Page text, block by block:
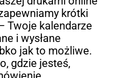
krótki
Twoje kalendarze
i wysłane
jak to możliwe.
gdzie jesteś,